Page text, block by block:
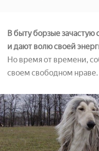
В быту борзые
и дают волю своей
Но время от времени,
своем свободном нраве.